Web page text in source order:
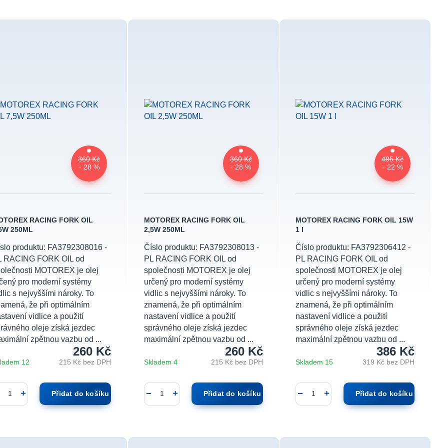
360 Kč
- 28 %
RACING FORK OIL
250ML
produktu: FA3792308016 -
RACING FORK OIL od
MOTOREX je olej
pro moderní systémy
s nejvyššími nároky. To
že při optimálním
vidlice a použití
oleje získá jezdec
zpětnou vazbu od ...
260 Kč
215 Kč bez DPH
12
Přidat do košíku
360 Kč
- 28 %
MOTOREX RACING FORK OIL
2,5W 250ML
Číslo produktu: FA3792308013 -
PL RACING FORK OIL od
společnosti MOTOREX je olej
určený pro moderní systémy
vidlic s nejvyššími nároky. To
znamená, že při optimálním
nastavení vidlice a použití
správného oleje získá jezdec
maximální zpětnou vazbu od ...
260 Kč
215 Kč bez DPH
Skladem 4
Přidat do košíku
495 Kč
- 22 %
MOTOREX RACING FORK OIL 15W
1 l
Číslo produktu: FA3792306412 -
PL RACING FORK OIL od
společnosti MOTOREX je olej
určený pro moderní systémy
vidlic s nejvyššími nároky. To
znamená, že při optimálním
nastavení vidlice a použití
správného oleje získá jezdec
maximální zpětnou vazbu od ...
386 Kč
319 Kč bez DPH
Skladem 15
Přidat do košíku